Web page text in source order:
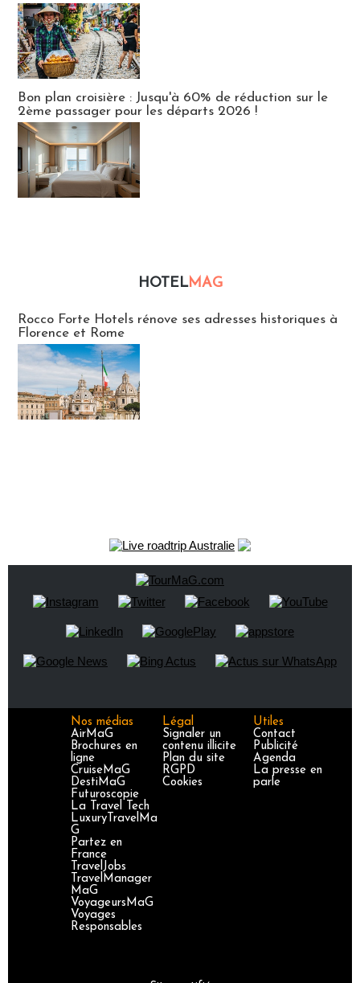
Bon plan croisière : Jusqu'à 60% de réduction sur le
2ème passager pour les départs 2026 !
HOTELMAG
Rocco Forte Hotels rénove ses adresses historiques à
Florence et Rome
Nos médias
AirMaG
Brochures en
ligne
CruiseMaG
DestiMaG
Futuroscopie
La Travel Tech
LuxuryTravelMa
G
Partez en
France
TravelJobs
TravelManager
MaG
VoyageursMaG
Voyages
Responsables
Légal
Signaler un
contenu illicite
Plan du site
RGPD
Cookies
Utiles
Contact
Publicité
Agenda
La presse en
parle